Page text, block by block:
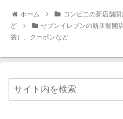
ホーム
コンビニの新店舗
ど
セブンイレブンの新店舗開
袋）、クーポンなど